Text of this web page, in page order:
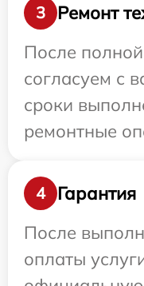
3
Ремонт
После
согласуем с
сроки
ремонтные
4
Гарантия
После
оплаты